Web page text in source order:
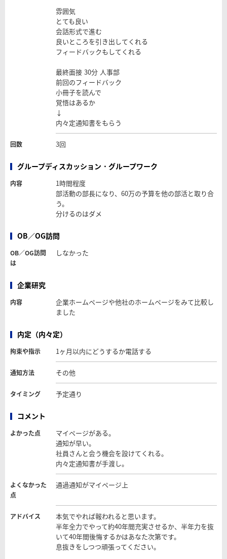
雰囲気
とても良い
会話形式で進む
良いところを引き出してくれる
フィードバックもしてくれる
最終面接 30分 人事部
前回のフィードバック
小冊子を読んで
覚悟はあるか
↓
内々定通知書をもらう
回数 3回
グループディスカッション・グループワーク
内容
1時間程度
部活動の部長になり、60万の予算を他の部活と取り合
う。
分けるのはダメ
OB／OG訪問
OB／OG訪問
は
しなかった
企業研究
内容
企業ホームページや他社のホームページをみて比較し
ました
内定（内々定）
拘束や指示 1ヶ月以内にどうするか電話する
通知方法 その他
タイミング 予定通り
コメント
よかった点
マイページがある。
通知が早い。
社員さんと会う機会を設けてくれる。
内々定通知書が手渡し。
よくなかった
点
通過通知がマイページ上
アドバイス
本気でやれば報われると思います。
半年全力でやって約40年間充実させるか、半年力を抜
いて40年間後悔するかはあなた次第です。
息抜きをしつつ頑張ってください。